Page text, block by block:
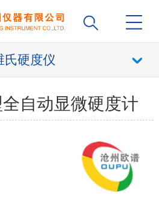
氏硬度仪
自动显微硬度计